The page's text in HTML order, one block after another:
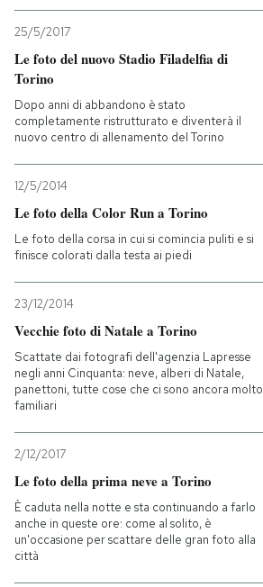
25/5/2017
Le foto del nuovo Stadio Filadelfia di
Torino
Dopo anni di abbandono è stato
completamente ristrutturato e diventerà il
nuovo centro di allenamento del Torino
12/5/2014
Le foto della Color Run a Torino
Le foto della corsa in cui si comincia puliti e si
finisce colorati dalla testa ai piedi
23/12/2014
Vecchie foto di Natale a Torino
Scattate dai fotografi dell'agenzia Lapresse
negli anni Cinquanta: neve, alberi di Natale,
panettoni, tutte cose che ci sono ancora molto
familiari
2/12/2017
Le foto della prima neve a Torino
È caduta nella notte e sta continuando a farlo
anche in queste ore: come al solito, è
un'occasione per scattare delle gran foto alla
città